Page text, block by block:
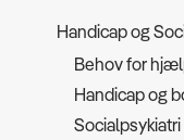
Handicap og
Behov for
Handicap og